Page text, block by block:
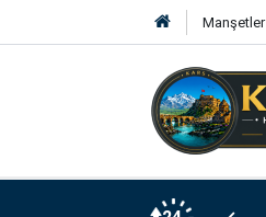
Manşetler